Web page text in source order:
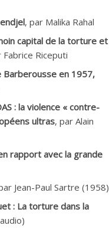
, par Malika Rahal
capital de la torture et
Fabrice Riceputi
Barberousse en 1957,
: la violence « contre-
ultras, par Alain
rapport avec la grande
Jean-Paul Sartre (1958)
: La torture dans la